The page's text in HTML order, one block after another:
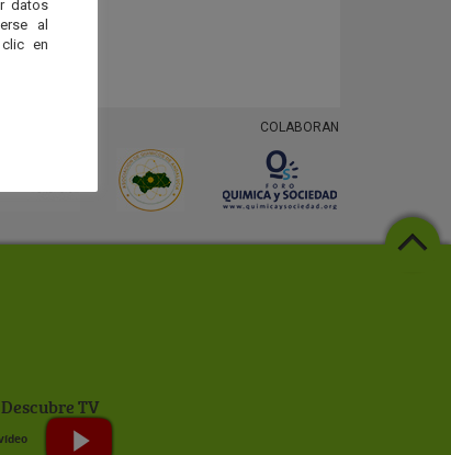
COLABORAN
TV
datos
al
en